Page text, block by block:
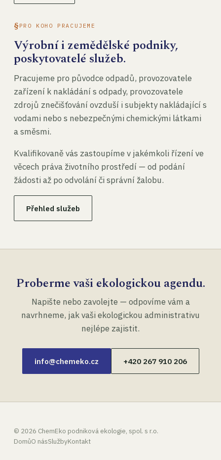
PRO KOHO PRACUJEME
Výrobní i zemědělské podniky,
poskytovatelé služeb.
Pracujeme pro původce odpadů, provozovatele
zařízení k nakládání s odpady, provozovatele
zdrojů znečišťování ovzduší i subjekty nakládající s
vodami nebo s nebezpečnými chemickými látkami
a směsmi.
Kvalifikovaně vás zastoupíme v jakémkoli řízení ve
věcech práva životního prostředí — od podání
žádosti až po odvolání či správní žalobu.
Přehled služeb
Proberme vaši ekologickou agendu.
Napište nebo zavolejte — odpovíme vám a
navrhneme, jak vaši ekologickou administrativu
nejlépe zajistit.
info@chemeko.cz +420 267 910 206
© 2026 ChemEko podniková ekologie, spol. s r.o.
DomůO násSlužbyKontakt